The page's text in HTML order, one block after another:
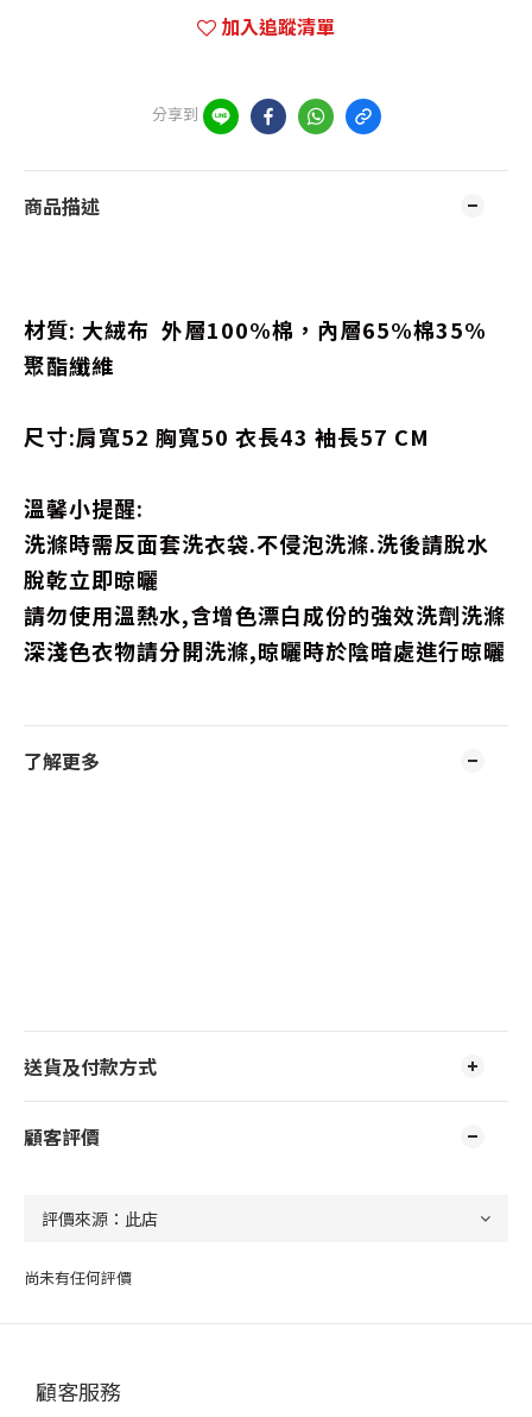
加入追蹤清單
分享到
商品描述
材質: 大絨布 外層100%棉，內層65%棉35%
聚酯纖維
尺寸:肩寬52 胸寬50 衣長43 袖長57 CM
溫馨小提醒:
洗滌時需反面套洗衣袋.不侵泡洗滌.洗後請脫水
脫乾立即晾曬
請勿使用溫熱水,含增色漂白成份的強效洗劑洗滌
深淺色衣物請分開洗滌,晾曬時於陰暗處進行晾曬
了解更多
送貨及付款方式
顧客評價
尚未有任何評價
顧客服務